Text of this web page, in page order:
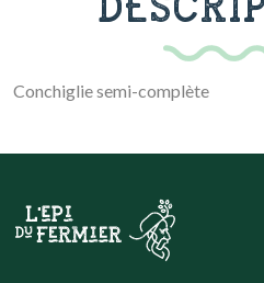
Conchiglie semi-complète